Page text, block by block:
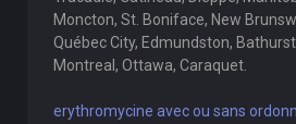
Moncton, St. Boniface, New
Québec City, Edmundston,
Montreal, Ottawa, Caraquet.
erythromycine avec ou sans